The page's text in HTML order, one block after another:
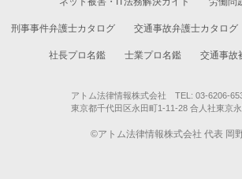
刑事事件弁護士カタログ 交通事故弁護士カタログ
社長プロ名鑑 士業プロ名鑑 交通事故
アトム法律情報株式会社 TEL: 03-6206-
東京都千代田区永田町1-11-28 合人社東京
©アトム法律情報株式会社 代表 岡